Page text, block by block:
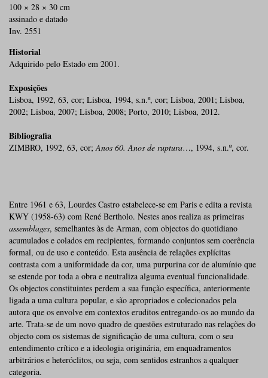
100 × 28 × 30 cm
assinado e datado
Inv. 2551
Historial
Adquirido pelo Estado em 2001.
Exposições
Lisboa, 1992, 63, cor; Lisboa, 1994, s.n.º, cor; Lisboa, 2001; Lisboa,
2002; Lisboa, 2007; Lisboa, 2008; Porto, 2010; Lisboa, 2012.
Bibliografia
ZIMBRO, 1992, 63, cor; Anos 60. Anos de ruptura…, 1994, s.n.º, cor.
Entre 1961 e 63, Lourdes Castro estabelece-se em Paris e edita a revista
KWY (1958-63) com René Bertholo. Nestes anos realiza as primeiras
assemblages, semelhantes às de Arman, com objectos do quotidiano
acumulados e colados em recipientes, formando conjuntos sem coerência
formal, ou de uso e conteúdo. Esta ausência de relações explícitas
contrasta com a uniformidade da cor, uma purpurina cor de alumínio que
se estende por toda a obra e neutraliza alguma eventual funcionalidade.
Os objectos constituintes perdem a sua função específica, anteriormente
ligada a uma cultura popular, e são apropriados e colecionados pela
autora que os envolve em contextos eruditos entregando-os ao mundo da
arte. Trata-se de um novo quadro de questões estruturado nas relações do
objecto com os sistemas de significação de uma cultura, com o seu
entendimento crítico e a ideologia originária, em enquadramentos
arbitrários e heteróclitos, ou seja, com sentidos estranhos a qualquer
categoria.